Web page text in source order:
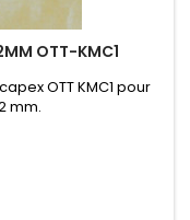
OTT-KMC1
OTT KMC1 pour
mm.